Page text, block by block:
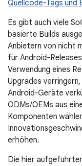
Quellcode-Tags und
Es gibt auch viele
basierte Builds
Anbietern von nicht
für Android-
Verwendung eines
Upgrades
Android-Geräte
ODMs/OEMs aus
Komponenten
erhöhen.
Die hier